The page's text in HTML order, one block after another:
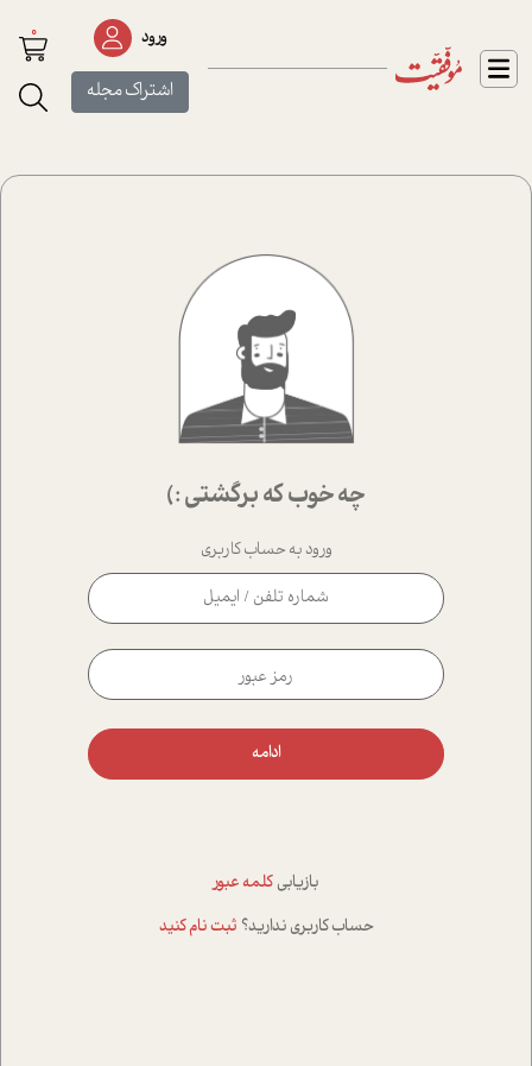
ورود
اشتراک مجله
0
چه خوب که برگشتی :)
ورود به حساب کاربری
ادامه
بازیابی کلمه عبور
حساب کاربری ندارید؟ ثبت نام کنید